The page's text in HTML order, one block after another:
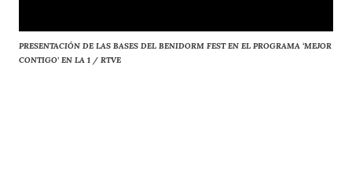
PRESENTACIÓN DE LAS BASES DEL BENIDORM FEST EN EL PROGRAMA ‘MEJOR
CONTIGO’ EN LA 1 / RTVE